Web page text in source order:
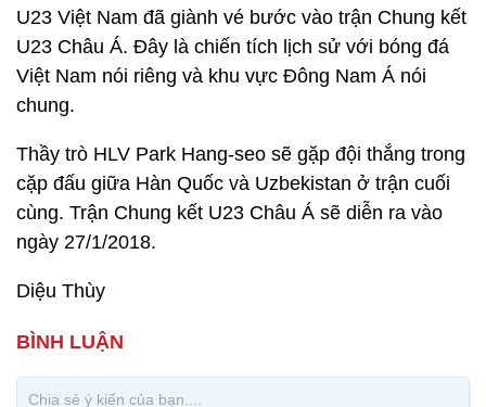
U23 Việt Nam đã giành vé bước vào trận Chung kết
U23 Châu Á. Đây là chiến tích lịch sử với bóng đá
Việt Nam nói riêng và khu vực Đông Nam Á nói
chung.
Thầy trò HLV Park Hang-seo sẽ gặp đội thắng trong
cặp đấu giữa Hàn Quốc và Uzbekistan ở trận cuối
cùng. Trận Chung kết U23 Châu Á sẽ diễn ra vào
ngày 27/1/2018.
Diệu Thùy